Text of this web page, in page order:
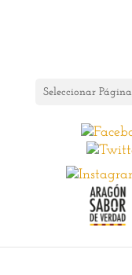
Seleccionar Página